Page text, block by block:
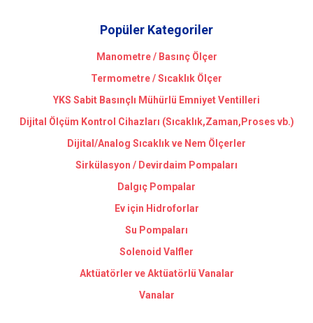
Popüler Kategoriler
Manometre / Basınç Ölçer
Termometre / Sıcaklık Ölçer
YKS Sabit Basınçlı Mühürlü Emniyet Ventilleri
Dijital Ölçüm Kontrol Cihazları (Sıcaklık,Zaman,Proses vb.)
Dijital/Analog Sıcaklık ve Nem Ölçerler
Sirkülasyon / Devirdaim Pompaları
Dalgıç Pompalar
Ev için Hidroforlar
Su Pompaları
Solenoid Valfler
Aktüatörler ve Aktüatörlü Vanalar
Vanalar